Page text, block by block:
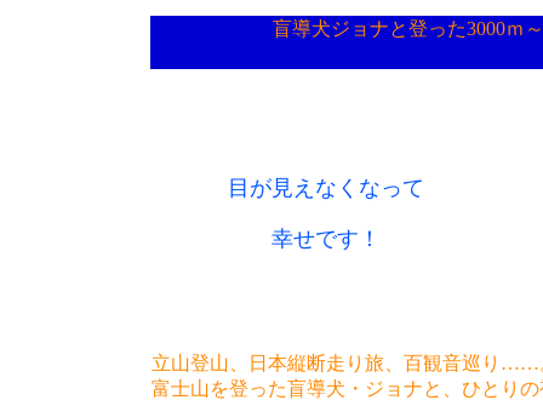
盲導犬ジョナと登った3000ｍ
目が見えなくなって
幸せです！
立山登山、日本縦断走り旅、百観音巡り……
富士山を登った盲導犬・ジョナと、ひとり